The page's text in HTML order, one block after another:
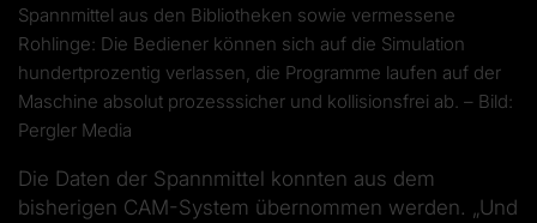
Spannmittel aus den Bibliotheken sowie vermessene
Rohlinge: Die Bediener können sich auf die Simulation
hundertprozentig verlassen, die Programme laufen auf der
Maschine absolut prozesssicher und kollisionsfrei ab. – Bild:
Pergler Media
Die Daten der Spannmittel konnten aus dem
bisherigen CAM-System übernommen werden. „Und